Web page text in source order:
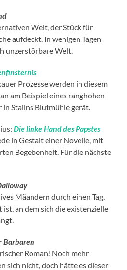
Welt, der Stück für
aufdeckt. In wenigen Tagen
unzerstörbare Welt.
Prozesse werden in diesem
am Beispiel eines ranghohen
in Stalins Blutmühle gerät.
Die linke Hand des Papstes
in Gestalt einer Novelle, mit
Begebenheit. Für die nächste
Mäandern durch einen Tag,
an dem sich die existenzielle
Barbaren
Roman! Noch mehr
sich nicht, doch hätte es dieser